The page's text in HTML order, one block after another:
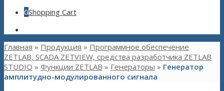
0Shopping Cart
Главная » Продукция » Программное обеспечение
ZETLAB, SCADA ZETVIEW, средства разработчика ZETLAB
STUDIO » Функции ZETLAB » Генераторы » Генератор
амплитудно-модулированного сигнала